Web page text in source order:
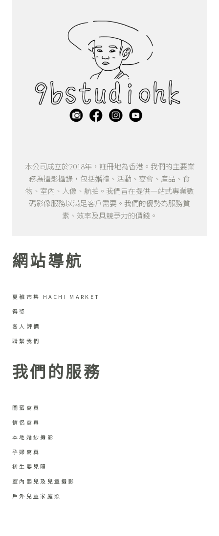
本公司成立於2018年，註冊地為香港。我們的主要業
務為攝影攝錄，包括婚禮、活動、宴會、產品、食
物、室內、人像、航拍。我們旨在提供一站式專業數
碼影像服務以滿足客戶需要。我們的優勢為服務質
素、效率及具競爭力的價錢。
網站導航
夏稚市集 HACHI MARKET
得獎
客人評價
聯繫我們
我們的服務
閨蜜寫真
情侶寫真
本地婚紗攝影
孕婦寫真
初生嬰兒照
室內嬰兒及兒童攝影
戶外兒童家庭照